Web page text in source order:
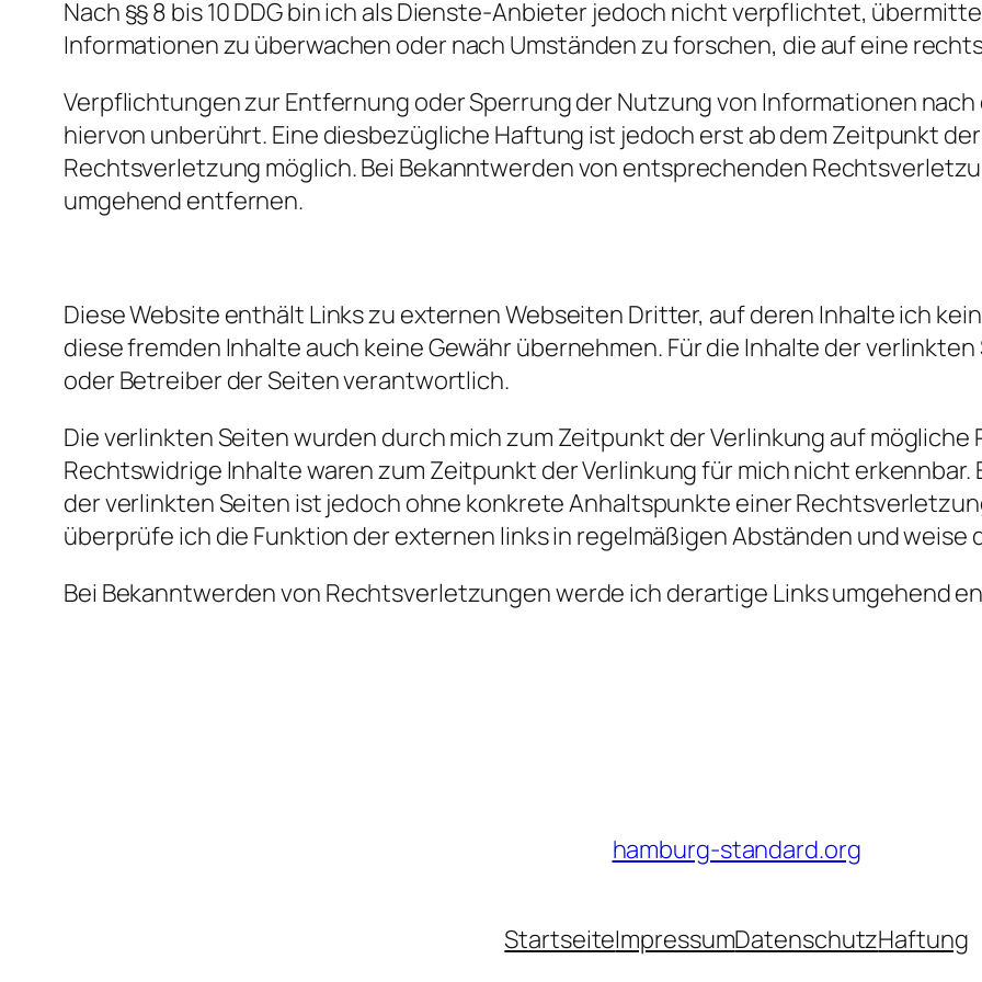
Nach §§ 8 bis 10 DDG bin ich als Dienste-Anbieter jedoch nicht verpflichtet,
Informationen zu überwachen oder nach Umständen zu forschen, die auf eine
Verpflichtungen zur Entfernung oder Sperrung der Nutzung von Informationen
hiervon unberührt. Eine diesbezügliche Haftung ist jedoch erst ab dem Zeitpunkt
Rechtsverletzung möglich. Bei Bekanntwerden von entsprechenden
umgehend entfernen.
Diese Website enthält Links zu externen Webseiten Dritter, auf deren Inhalte ich
diese fremden Inhalte auch keine Gewähr übernehmen. Für die Inhalte der
oder Betreiber der Seiten verantwortlich.
Die verlinkten Seiten wurden durch mich zum Zeitpunkt der Verlinkung auf
Rechtswidrige Inhalte waren zum Zeitpunkt der Verlinkung für mich nicht
der verlinkten Seiten ist jedoch ohne konkrete Anhaltspunkte einer
überprüfe ich die Funktion der externen links in regelmäßigen Abständen und
Bei Bekanntwerden von Rechtsverletzungen werde ich derartige Links umgehend
hamburg-standard.org
StartseiteImpressumDatenschutzHaftung